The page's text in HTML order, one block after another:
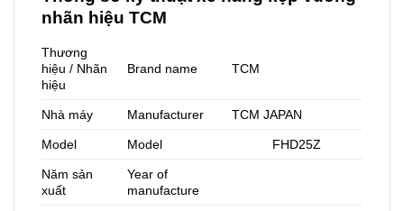
nhãn hiệu TCM
Thương
hiệu / Nhãn
hiệu
Brand name TCM
Nhà máy Manufacturer TCM JAPAN
Model Model FHD25Z
Năm sản
xuất
Year of
manufacture